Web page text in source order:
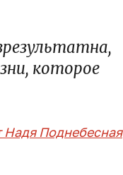
которое
Надя Поднебесная